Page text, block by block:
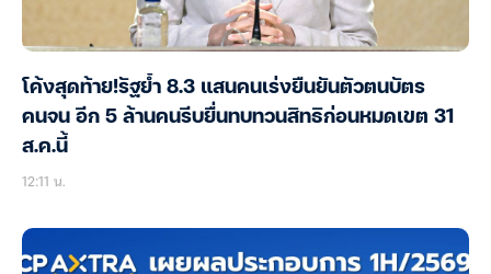
โค้งสุดท้าย!รัฐย้ำ 8.3 แสนคนเร่งยืนยันตัวตนบัตร
คนจน อีก 5 ล้านคนรีบยื่นทบทวนสิทธิก่อนหมดเขต 31
ส.ค.นี้
12:11 น.